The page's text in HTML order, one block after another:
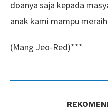
doanya saja kepada
anak kami mampu
(Mang Jeo-Red)***